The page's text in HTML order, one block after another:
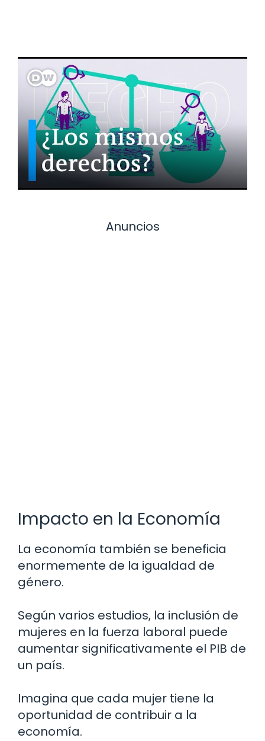
Anuncios
Impacto en la Economía
La economía también se beneficia
enormemente de la igualdad de
género.
Según varios estudios, la inclusión de
mujeres en la fuerza laboral puede
aumentar significativamente el PIB de
un país.
Imagina que cada mujer tiene la
oportunidad de contribuir a la
economía.